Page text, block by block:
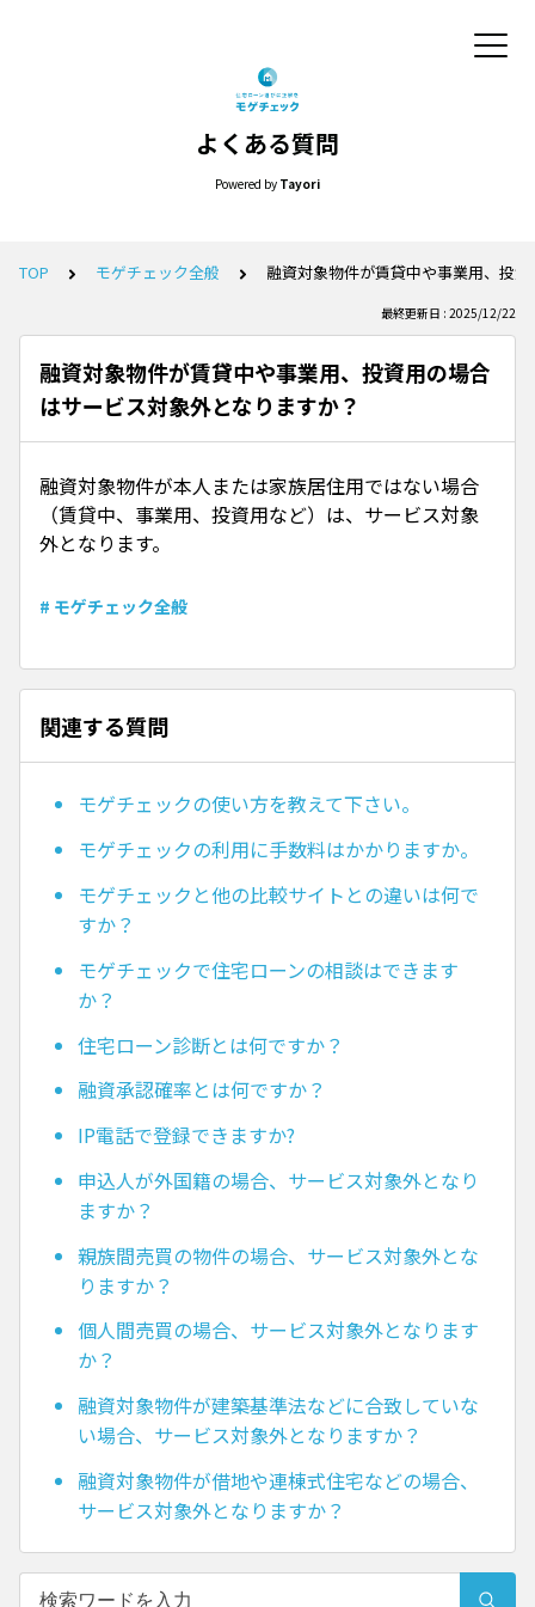
よくある質問
Powered by Tayori
TOP モゲチェック全般 融資対象物件が賃貸中や事業用、投
最終更新日 : 2025/12/22
融資対象物件が賃貸中や事業用、投資用の場合
はサービス対象外となりますか？
融資対象物件が本人または家族居住用ではない場合
（賃貸中、事業用、投資用など）は、サービス対象
外となります。
# モゲチェック全般
関連する質問
モゲチェックの使い方を教えて下さい。
モゲチェックの利用に手数料はかかりますか。
モゲチェックと他の比較サイトとの違いは何で
すか？
モゲチェックで住宅ローンの相談はできます
か？
住宅ローン診断とは何ですか？
融資承認確率とは何ですか？
IP電話で登録できますか?
申込人が外国籍の場合、サービス対象外となり
ますか？
親族間売買の物件の場合、サービス対象外とな
りますか？
個人間売買の場合、サービス対象外となります
か？
融資対象物件が建築基準法などに合致していな
い場合、サービス対象外となりますか？
融資対象物件が借地や連棟式住宅などの場合、
サービス対象外となりますか？